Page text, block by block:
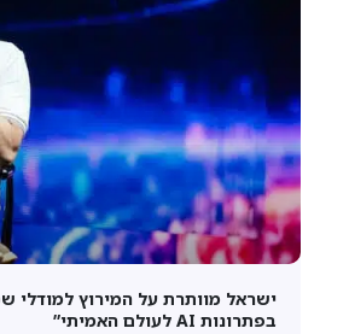
ישראל מוותרת על המירוץ למודלי
בפתרונות AI לעולם האמיתי”